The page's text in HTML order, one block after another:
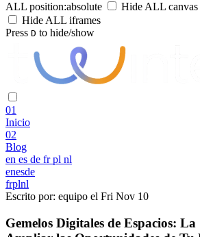
ALL position:absolute
Hide ALL canvas
Hide ALL iframes
Press D to hide/show
01
Inicio
02
Blog
en es de fr pl nl
enesde
frplnl
Escrito por: equipo el Fri Nov 10
Gemelos Digitales de Espacios: